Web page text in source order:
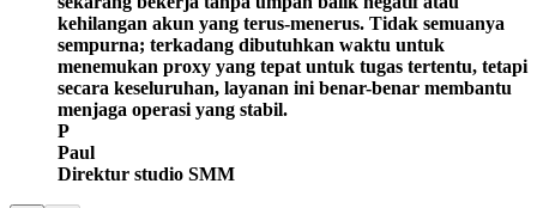
kehilangan akun yang terus-menerus. Tidak semuanya
sempurna; terkadang dibutuhkan waktu untuk
menemukan proxy yang tepat untuk tugas tertentu, tetapi
secara keseluruhan, layanan ini benar-benar membantu
menjaga operasi yang stabil.
P
Paul
Direktur studio SMM